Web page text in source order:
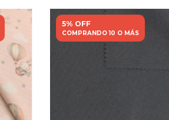
5% OFF
COMPRANDO 10 O MÁS